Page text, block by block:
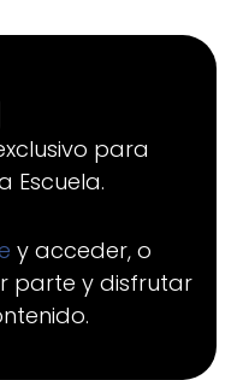
para
Escuela.
y acceder, o
parte y disfrutar